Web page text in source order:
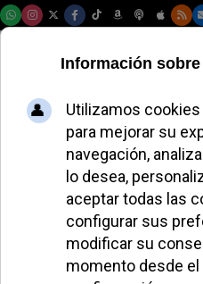
El Papa
refuerza
jurídica
Vaticano